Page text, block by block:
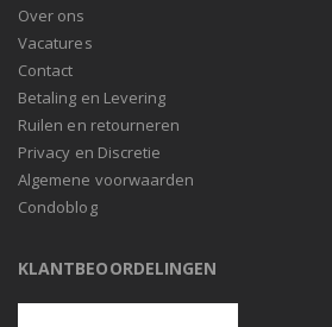
Over ons
Vacatures
Contact
Betaling en Levering
Ruilen en retourneren
Privacy en Discretie
Algemene voorwaarden
Condoblog
KLANTBEOORDELINGEN